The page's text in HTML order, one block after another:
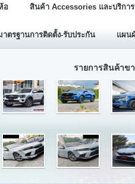
อ สินค้า Accessories และบริการ
าตรฐานการติดตั้ง-รับประกัน แผน
รายการสินค้าข